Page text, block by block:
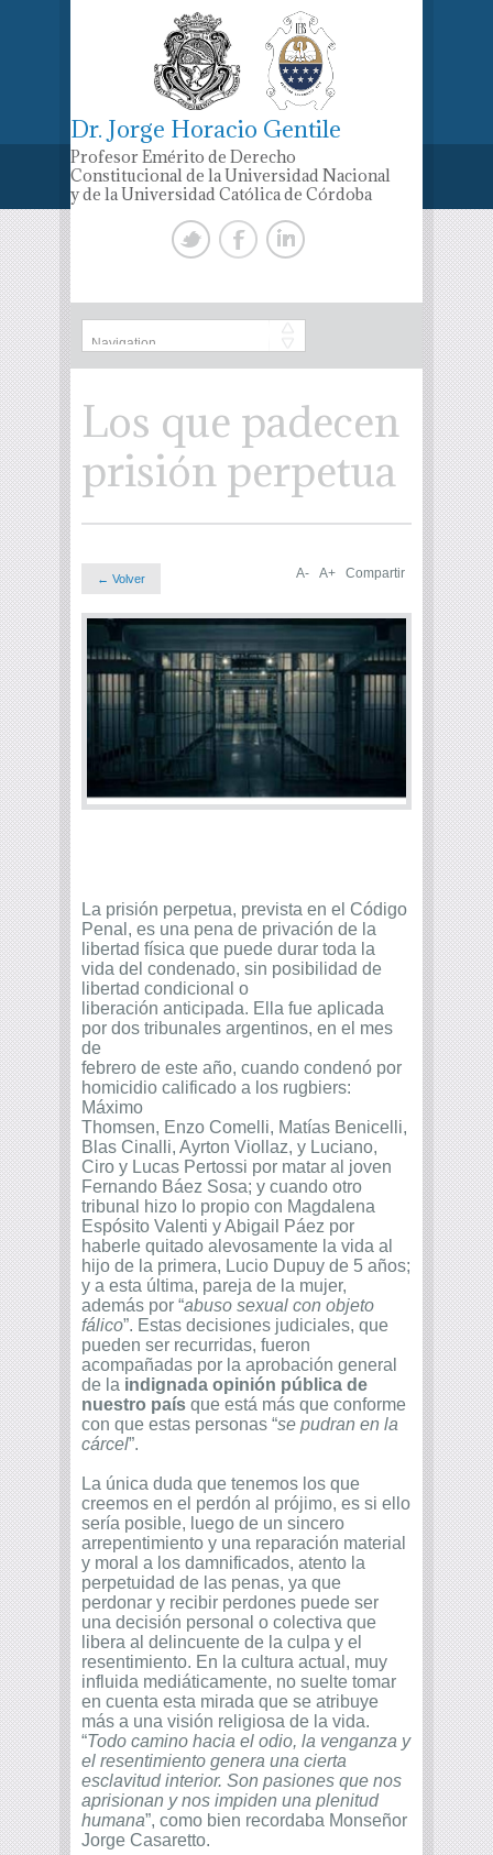
Dr. Jorge Horacio Gentile
Profesor Emérito de Derecho
Constitucional de la Universidad Nacional
y de la Universidad Católica de Córdoba
Los que padecen
prisión perpetua
← Volver A- A+ Compartir
La prisión perpetua, prevista en el Código
Penal, es una pena de privación de la
libertad física que puede durar toda la
vida del condenado, sin posibilidad de
libertad condicional o
liberación anticipada. Ella fue aplicada
por dos tribunales argentinos, en el mes
de
febrero de este año, cuando condenó por
homicidio calificado a los rugbiers:
Máximo
Thomsen, Enzo Comelli, Matías Benicelli,
Blas Cinalli, Ayrton Viollaz, y Luciano,
Ciro y Lucas Pertossi por matar al joven
Fernando Báez Sosa; y cuando otro
tribunal hizo lo propio con Magdalena
Espósito Valenti y Abigail Páez por
haberle quitado alevosamente la vida al
hijo de la primera, Lucio Dupuy de 5 años;
y a esta última, pareja de la mujer,
además por “abuso sexual con objeto
fálico”. Estas decisiones judiciales, que
pueden ser recurridas, fueron
acompañadas por la aprobación general
de la indignada opinión pública de
nuestro país que está más que conforme
con que estas personas “se pudran en la
cárcel”.
La única duda que tenemos los que
creemos en el perdón al prójimo, es si ello
sería posible, luego de un sincero
arrepentimiento y una reparación material
y moral a los damnificados, atento la
perpetuidad de las penas, ya que
perdonar y recibir perdones puede ser
una decisión personal o colectiva que
libera al delincuente de la culpa y el
resentimiento. En la cultura actual, muy
influida mediáticamente, no suelte tomar
en cuenta esta mirada que se atribuye
más a una visión religiosa de la vida.
“Todo camino hacia el odio, la venganza y
el resentimiento genera una cierta
esclavitud interior. Son pasiones que nos
aprisionan y nos impiden una plenitud
humana”, como bien recordaba Monseñor
Jorge Casaretto.